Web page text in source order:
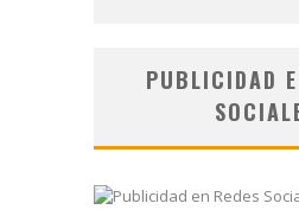
PUBLICIDAD